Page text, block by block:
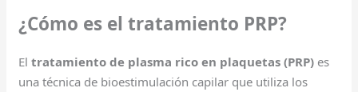
¿Cómo es el tratamiento PRP?
Eltratamiento de plasma rico en plaquetas (PRP) es
una técnica de bioestimulación capilar que utiliza los